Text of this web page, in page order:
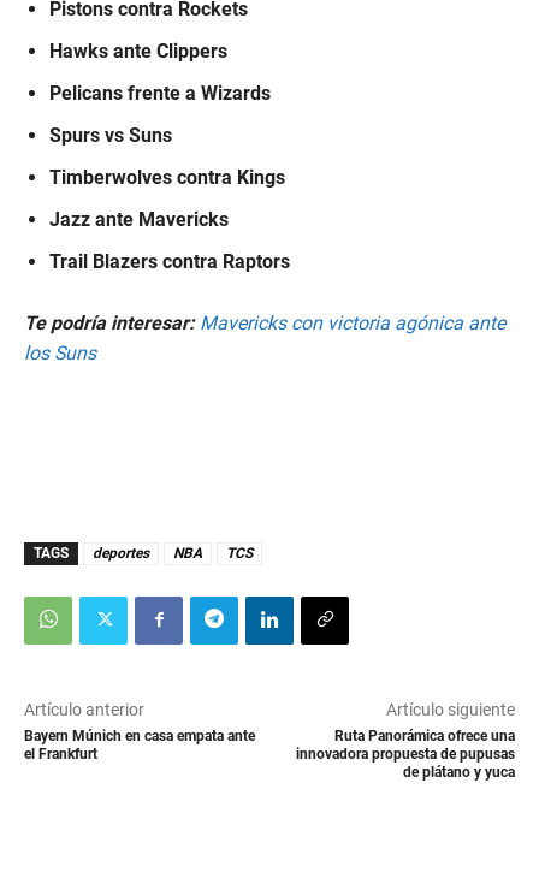
Pistons contra Rockets
Hawks ante Clippers
Pelicans frente a Wizards
Spurs vs Suns
Timberwolves contra Kings
Jazz ante Mavericks
Trail Blazers contra Raptors
Te podría interesar: Mavericks con victoria agónica ante
los Suns
TAGS deportes NBA TCS
Artículo anterior
Bayern Múnich en casa empata ante
el Frankfurt
Artículo siguiente
Ruta Panorámica ofrece una
innovadora propuesta de pupusas
de plátano y yuca